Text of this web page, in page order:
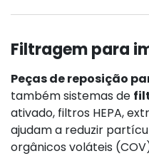
Filtragem para
Peças de reposição
também sistemas de
ativado, filtros HEPA,
ajudam a reduzir
orgânicos voláteis